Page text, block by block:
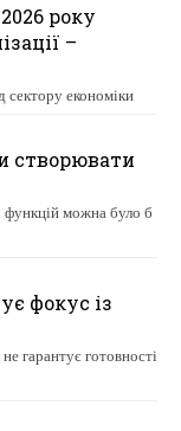
року
–
сектору економіки
створювати
функцій можна було б
фокус із
гарантує готовності